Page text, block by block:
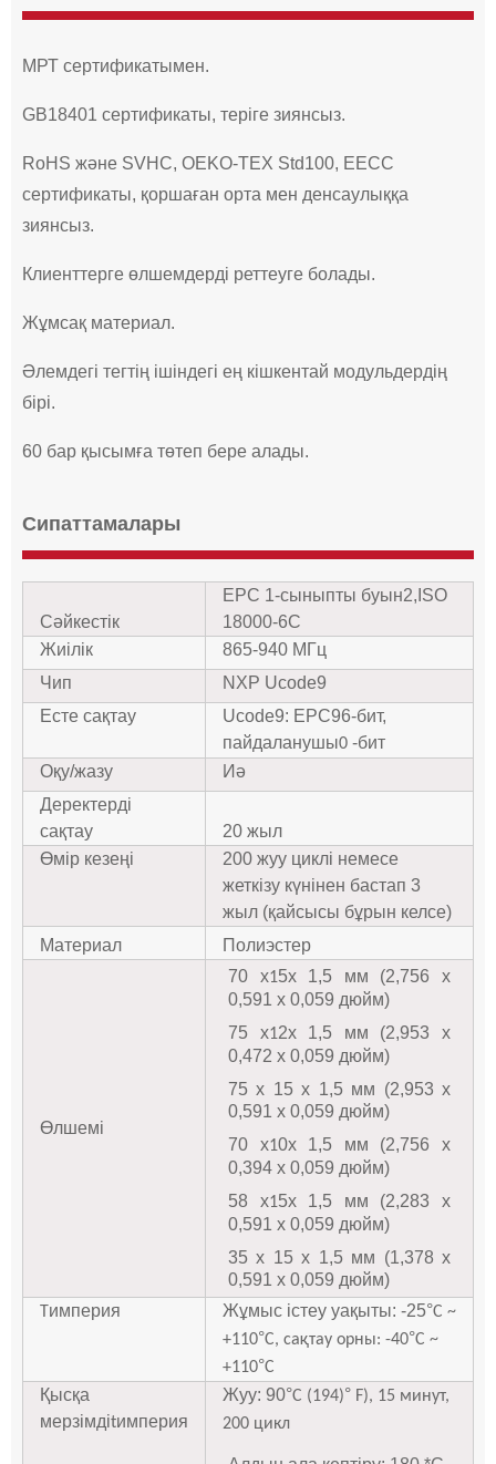
МРТ сертификатымен.
GB18401 сертификаты, теріге зиянсыз.
RoHS және SVHC, OEKO-TEX Std100, EECC
сертификаты, қоршаған орта мен денсаулыққа
зиянсыз.
Клиенттерге өлшемдерді реттеуге болады.
Жұмсақ материал.
Әлемдегі тегтің ішіндегі ең кішкентай модульдердің
бірі.
60 бар қысымға төтеп бере алады.
Сипаттамалары
Сәйкестік
EPC 1-сыныпты буын2, ISO
18000-6C
Жиілік
865-940 МГц
Чип
NXP Ucode9
Есте сақтау
Ucode9: EPC96-бит,
пайдаланушы0 -бит
Оқу/жазу
Иә
Деректерді
сақтау
20 жыл
Өмір кезеңі
200 жуу циклі немесе
жеткізу күнінен бастап 3
жыл (қайсысы бұрын келсе)
Материал
Полиэстер
Өлшемі
70 х15x 1,5 мм (2,756 x
0,591 x 0,059 дюйм)
75 х12x 1,5 мм (2,953 x
0,472 x 0,059 дюйм)
75 x 15 x 1,5 мм (2,953 x
0,591 x 0,059 дюйм)
70 х10x 1,5 мм (2,756 x
0,394 x 0,059 дюйм)
58 х15x 1,5 мм (2,283 x
0,591 x 0,059 дюйм)
35 x 15 x 1,5 мм (1,378 x
0,591 x 0,059 дюйм)
империя Жұмыс істеу уақыты: -25°C ~
+110°C, сақтау орны: -40°C ~
+110°C
Қысқа
мерзімдіtимперия
Жуу: 90°C (194)° F), 15 минут,
200 цикл